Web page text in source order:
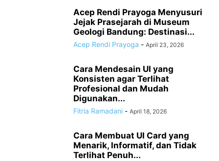
Acep Rendi Prayoga Menyusuri
Jejak Prasejarah di Museum
Geologi Bandung: Destinasi...
Acep Rendi Prayoga - April 23, 2026
Cara Mendesain UI yang
Konsisten agar Terlihat
Profesional dan Mudah
Digunakan...
Fitria Ramadani - April 18, 2026
Cara Membuat UI Card yang
Menarik, Informatif, dan Tidak
Terlihat Penuh...